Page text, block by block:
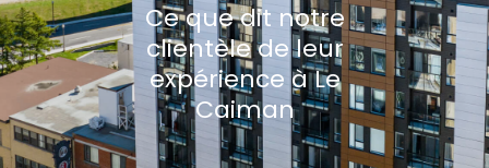
Ce que dit notre
clientèle de leur
expérience à Le
Caiman